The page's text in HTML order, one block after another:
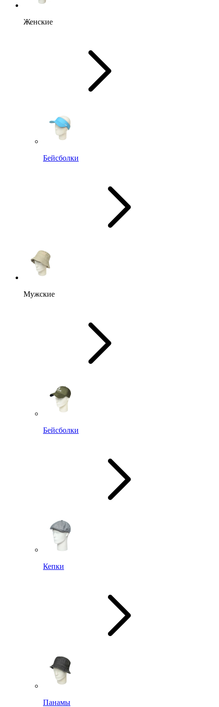
Женские
Бейсболки
Мужские
Бейсболки
Кепки
Панамы